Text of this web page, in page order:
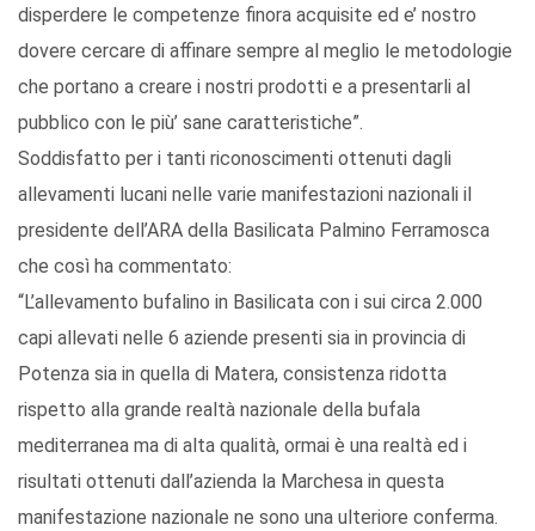
disperdere le competenze finora acquisite ed e’ nostro
dovere cercare di affinare sempre al meglio le metodologie
che portano a creare i nostri prodotti e a presentarli al
pubblico con le più’ sane caratteristiche”.
Soddisfatto per i tanti riconoscimenti ottenuti dagli
allevamenti lucani nelle varie manifestazioni nazionali il
presidente dell’ARA della Basilicata Palmino Ferramosca
che così ha commentato:
“L’allevamento bufalino in Basilicata con i sui circa 2.000
capi allevati nelle 6 aziende presenti sia in provincia di
Potenza sia in quella di Matera, consistenza ridotta
rispetto alla grande realtà nazionale della bufala
mediterranea ma di alta qualità, ormai è una realtà ed i
risultati ottenuti dall’azienda la Marchesa in questa
manifestazione nazionale ne sono una ulteriore conferma.